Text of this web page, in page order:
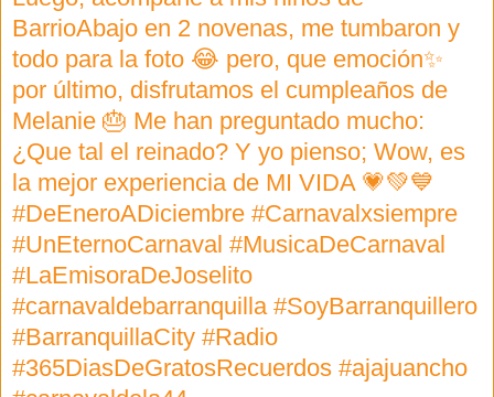
BarrioAbajo en 2 novenas, me tumbaron y
todo para la foto 😂 pero, que emoción✨
por último, disfrutamos el cumpleaños de
Melanie 🎂 Me han preguntado mucho:
¿Que tal el reinado? Y yo pienso; Wow, es
la mejor experiencia de MI VIDA 💗💚💙
#DeEneroADiciembre #Carnavalxsiempre
#UnEternoCarnaval #MusicaDeCarnaval
#LaEmisoraDeJoselito
#carnavaldebarranquilla #SoyBarranquillero
#BarranquillaCity #Radio
#365DiasDeGratosRecuerdos #ajajuancho